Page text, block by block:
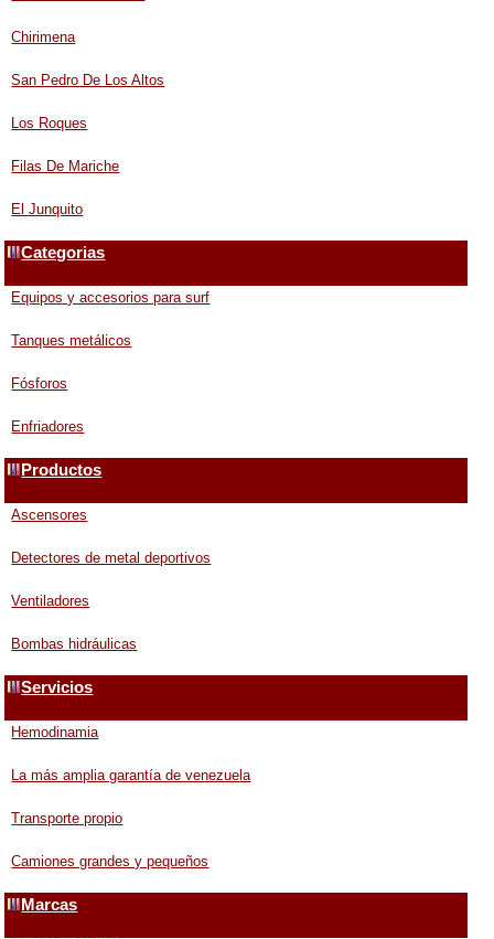
Chirimena
San Pedro De Los Altos
Los Roques
Filas De Mariche
El Junquito
Categorias
Equipos y accesorios para surf
Tanques metálicos
Fósforos
Enfriadores
Productos
Ascensores
Detectores de metal deportivos
Ventiladores
Bombas hidráulicas
Servicios
Hemodinamia
La más amplia garantía de venezuela
Transporte propio
Camiones grandes y pequeños
Marcas